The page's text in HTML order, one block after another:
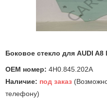
Боковое стекло для AUDI A8
OEM номер: 4H0.845.202A
Наличие: под заказ
телефону)